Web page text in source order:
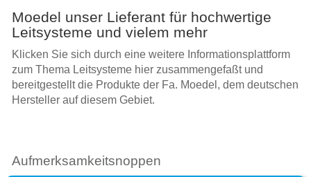
Moedel unser Lieferant für hochwertige
Leitsysteme und vielem mehr
Klicken Sie sich durch eine weitere Informationsplattform
zum Thema Leitsysteme hier zusammengefaßt und
bereitgestellt die Produkte der Fa. Moedel, dem deutschen
Hersteller auf diesem Gebiet.
Aufmerksamkeitsnoppen